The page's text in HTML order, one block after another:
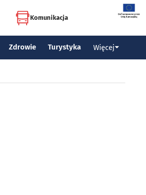
Komunikacja
Zdrowie Turystyka Więcej